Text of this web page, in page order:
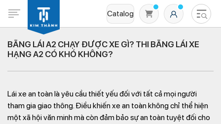
Catalog
BẰNG LÁI A2 CHẠY ĐƯỢC XE GÌ? THI BẰNG LÁI XE
HẠNG A2 CÓ KHÓ KHÔNG?
Lái xe an toàn là yêu cầu thiết yếu đối với tất cả mọi người
tham gia giao thông. Điều khiến xe an toàn không chỉ thể hiện
một xã hội văn minh mà còn đảm bảo sự an toàn tuyệt đối cho